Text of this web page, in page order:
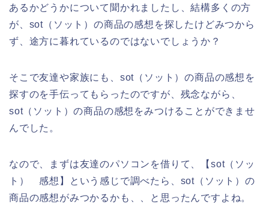
あるかどうかについて聞かれましたし、結構多くの方
が、sot（ソット）の商品の感想を探したけどみつから
ず、途方に暮れているのではないでしょうか？
そこで友達や家族にも、sot（ソット）の商品の感想を
探すのを手伝ってもらったのですが、残念ながら、
sot（ソット）の商品の感想をみつけることができませ
んでした。
なので、まずは友達のパソコンを借りて、【sot（ソッ
ト） 感想】という感じで調べたら、sot（ソット）の
商品の感想がみつかるかも、、と思ったんですよね。